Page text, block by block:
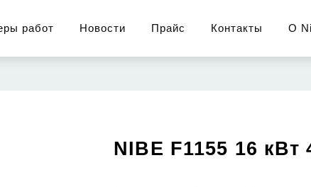
работ Новости Прайс Контакты О
NIBE F1155 16 кВт